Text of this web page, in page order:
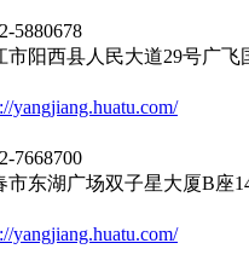
5880678
市阳西县人民大道29号广飞
yangjiang.huatu.com/
7668700
市东湖广场双子星大厦B座
yangjiang.huatu.com/